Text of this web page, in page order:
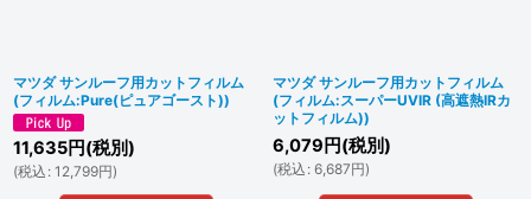
マツダ サンルーフ用カットフィルム
(フィルム:Pure(ピュアゴースト))
11,635円(税別)
(税込 : 12,799円)
マツダ サンルーフ用カットフィルム
(フィルム:スーパーUVIR (高遮熱IRカ
ットフィルム))
6,079 円(税別)
(税込 : 6,687円)